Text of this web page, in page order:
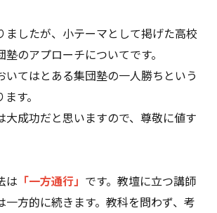
ましたが、小テーマとして掲げた高校
のアプローチについてです。
いてはとある集団塾の一人勝ちという
す。
大成功だと思いますので、尊敬に値す
は 「一方通行」 です。教壇に立つ講師
一方的に続きます。教科を問わず、考